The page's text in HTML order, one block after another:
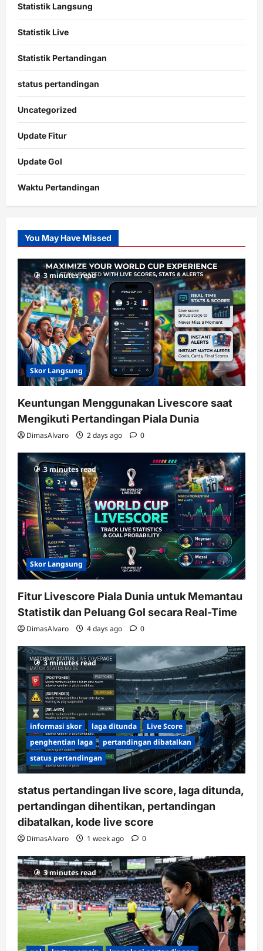
Statistik Langsung
Statistik Live
Statistik Pertandingan
status pertandingan
Uncategorized
Update Fitur
Update Gol
Waktu Pertandingan
Slot
Gacor
RTP
terupdate
You May Have Missed
3 minutes read
Skor Langsung
Keuntungan Menggunakan Livescore saat
Mengikuti Pertandingan Piala Dunia
DimasAlvaro 2 days ago 0
3 minutes read
Skor Langsung
Fitur Livescore Piala Dunia untuk Memantau
Statistik dan Peluang Gol secara Real-Time
DimasAlvaro 4 days ago 0
3 minutes read
informasi skor laga ditunda
Live Score
penghentian laga
pertandingan dibatalkan
status pertandingan
status pertandingan live score, laga ditunda,
pertandingan dihentikan, pertandingan
dibatalkan, kode live score
DimasAlvaro 1 week ago 0
3 minutes read